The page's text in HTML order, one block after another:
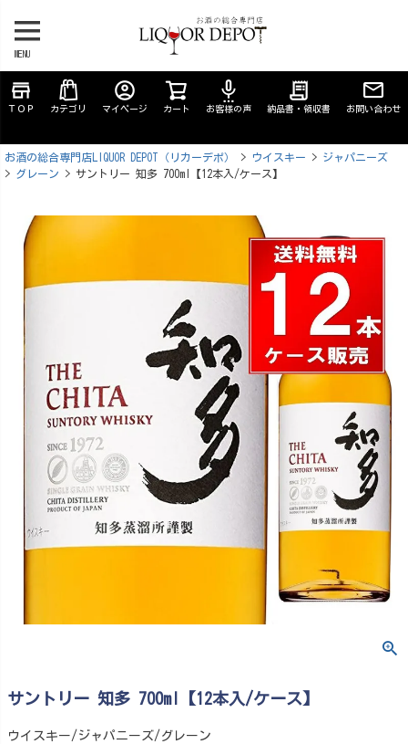
MENU
store
ＴＯＰ カテゴリ
account_circle
マイページ カート
settings_voice
お客様の声
receipt_long
納品書・領収書 お問い合わせ
お酒の総合専門店LIQUOR DEPOT（リカーデポ） ウイスキー
ジャパニーズ
グレーン
サントリー 知多 700ml【12本入/ケース】
サントリー 知多 700ml【12本入/ケース】
ウイスキー/ジャパニーズ/グレーン